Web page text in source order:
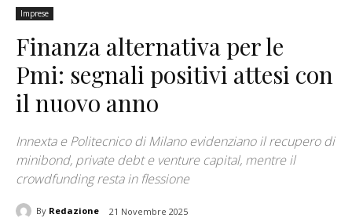
Imprese
Finanza alternativa per le
Pmi: segnali positivi attesi con
il nuovo anno
Innexta e Politecnico di Milano evidenziano il recupero di
minibond, private debt e venture capital, mentre il
crowdfunding resta in flessione
By Redazione 21 Novembre 2025